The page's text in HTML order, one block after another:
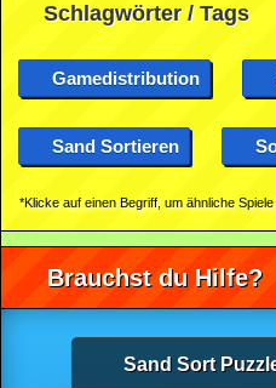
Schlagwörter / Tags
Gamedistribution
Sand Sortieren
*Klicke auf einen Begriff, um ähnliche
Brauchst du Hilfe?
Sand Sort